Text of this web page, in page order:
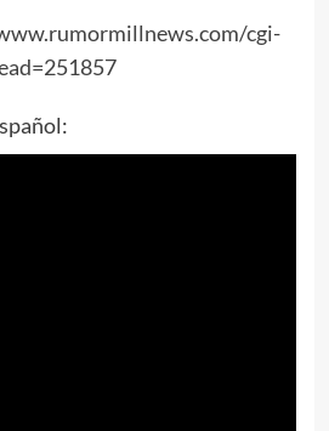
cgi-